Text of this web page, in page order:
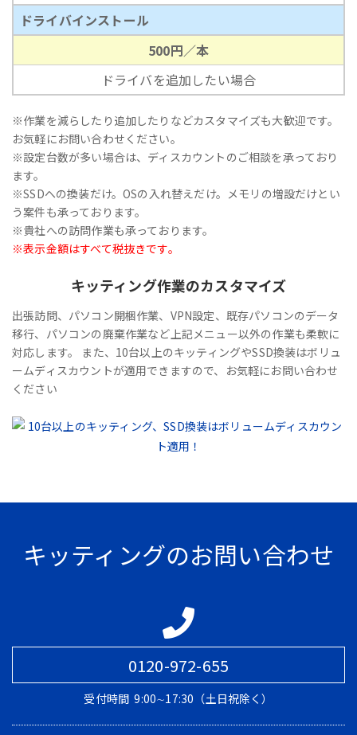
ドライバインストール
500円／本
ドライバを追加したい場合
※作業を減らしたり追加したりなどカスタマイズも大歓迎です。
お気軽にお問い合わせください。
※設定台数が多い場合は、ディスカウントのご相談を承っており
ます。
※SSDへの換装だけ。OSの入れ替えだけ。メモリの増設だけとい
う案件も承っております。
※貴社への訪問作業も承っております。
※表示金額はすべて税抜きです。
キッティング作業のカスタマイズ
出張訪問、パソコン開梱作業、VPN設定、既存パソコンのデータ
移行、パソコンの廃棄作業など上記メニュー以外の作業も柔軟に
対応します。 また、10台以上のキッティングやSSD換装はボリュ
ームディスカウントが適用できますので、お気軽にお問い合わせ
ください
キッティングのお問い合わせ
0120-972-655
受付時間 9:00∼17:30（土日祝除く）